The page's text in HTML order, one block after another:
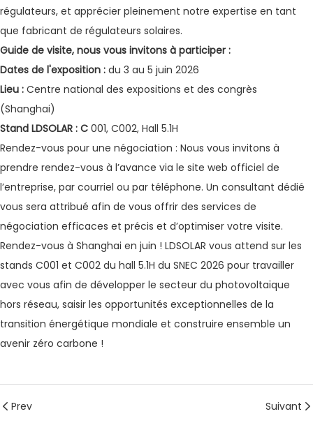
régulateurs, et apprécier pleinement notre expertise en tant
que fabricant de régulateurs solaires.
Guide de visite, nous vous invitons à participer :
Dates de l'exposition : du 3 au 5 juin 2026
Lieu : Centre national des expositions et des congrès
(Shanghai)
Stand LDSOLAR : C 001, C002, Hall 5.1H
Rendez-vous pour une négociation : Nous vous invitons à
prendre rendez-vous à l’avance via le site web officiel de
l’entreprise, par courriel ou par téléphone. Un consultant dédié
vous sera attribué afin de vous offrir des services de
négociation efficaces et précis et d’optimiser votre visite.
Rendez-vous à Shanghai en juin ! LDSOLAR vous attend sur les
stands C001 et C002 du hall 5.1H du SNEC 2026 pour travailler
avec vous afin de développer le secteur du photovoltaïque
hors réseau, saisir les opportunités exceptionnelles de la
transition énergétique mondiale et construire ensemble un
avenir zéro carbone !
Prev Suivant